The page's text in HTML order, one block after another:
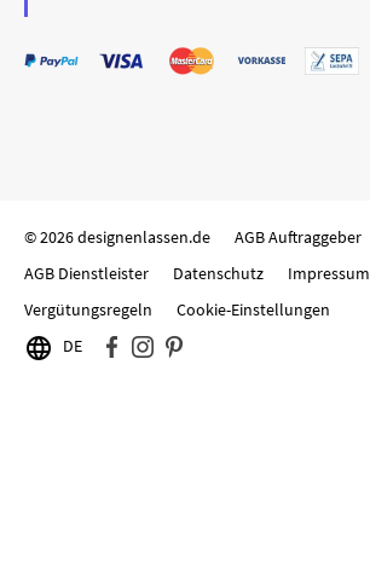
© 2026 designenlassen.de
AGB Auftraggeber
AGB Dienstleister
Datenschutz
Impressum
Vergütungsregeln
Cookie-Einstellungen
 DE